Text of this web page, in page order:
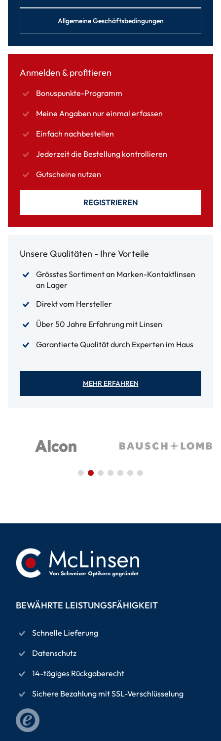
Allgemeine Geschäftsbedingungen
Anmelden & profitieren
Bonuspunkte-Programm
Meine Angaben nur einmal erfassen
Einfach nachbestellen
Jederzeit die Bestellung kontrollieren
Gutscheine nutzen
REGISTRIEREN
Unsere Qualitäten - Ihre Vorteile
Grösstes Sortiment an Marken-Kontaktlinsen
an Lager
Direkt vom Hersteller
Über 50 Jahre Erfahrung mit Linsen
Garantierte Qualität durch Experten im Haus
MEHR ERFAHREN
BEWÄHRTE LEISTUNGSFÄHIGKEIT
Schnelle Lieferung
Datenschutz
14-tägiges Rückgaberecht
Sichere Bezahlung mit SSL-Verschlüsselung